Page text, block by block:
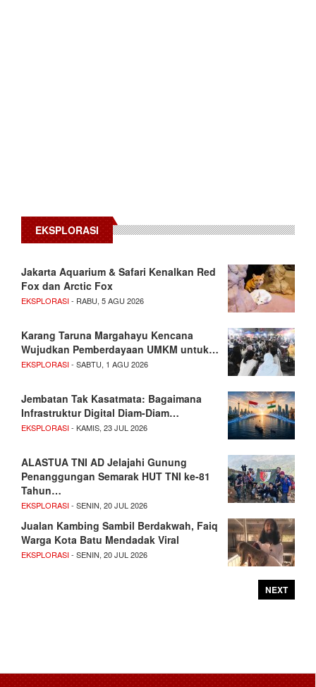
EKSPLORASI
Jakarta Aquarium & Safari Kenalkan Red
Fox dan Arctic Fox
EKSPLORASI- RABU, 5 AGU 2026
Karang Taruna Margahayu Kencana
Wujudkan Pemberdayaan UMKM untuk…
EKSPLORASI- SABTU, 1 AGU 2026
Jembatan Tak Kasatmata: Bagaimana
Infrastruktur Digital Diam-Diam…
EKSPLORASI- KAMIS, 23 JUL 2026
ALASTUA TNI AD Jelajahi Gunung
Penanggungan Semarak HUT TNI ke-81
Tahun…
EKSPLORASI- SENIN, 20 JUL 2026
Jualan Kambing Sambil Berdakwah, Faiq
Warga Kota Batu Mendadak Viral
EKSPLORASI- SENIN, 20 JUL 2026
NEXT